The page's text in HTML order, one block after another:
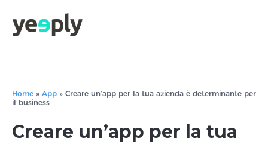
Home » App » Creare un’app per la tua azienda è determinante per
il business
Creare un’app per la tua